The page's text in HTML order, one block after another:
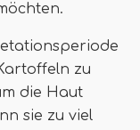
zu
die Haut
sie zu viel